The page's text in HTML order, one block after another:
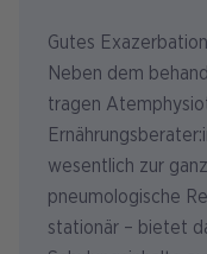
Gutes
Neben dem
tragen
wesentlich zur
pneumologische
stationär – bietet